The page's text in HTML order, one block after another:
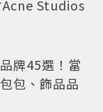
Studios
牌45選！當
包、飾品品